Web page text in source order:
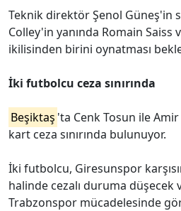
Teknik direktör Şenol Güneş'in
Colley'in yanında Romain Saiss
ikilisinden birini oynatması
İki futbolcu ceza sınırında
Beşiktaş 'ta Cenk Tosun ile
kart ceza sınırında bulunuyor.
İki futbolcu, Giresunspor
halinde cezalı duruma düşecek
Trabzonspor mücadelesinde